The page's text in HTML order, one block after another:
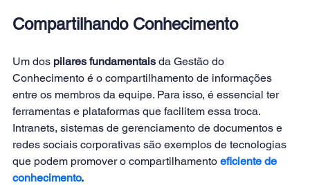
Compartilhando Conhecimento
Um dos pilares fundamentais da Gestão do
Conhecimento é o compartilhamento de informações
entre os membros da equipe. Para isso, é essencial ter
ferramentas e plataformas que facilitem essa troca.
Intranets, sistemas de gerenciamento de documentos e
redes sociais corporativas são exemplos de tecnologias
que podem promover o compartilhamento eficiente de
conhecimento.